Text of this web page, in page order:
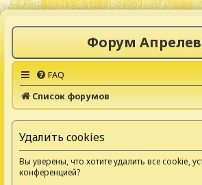
Форум
FAQ
Список форумов
Удалить cookies
Вы уверены, что хотите удалить все cookie,
конференцией?